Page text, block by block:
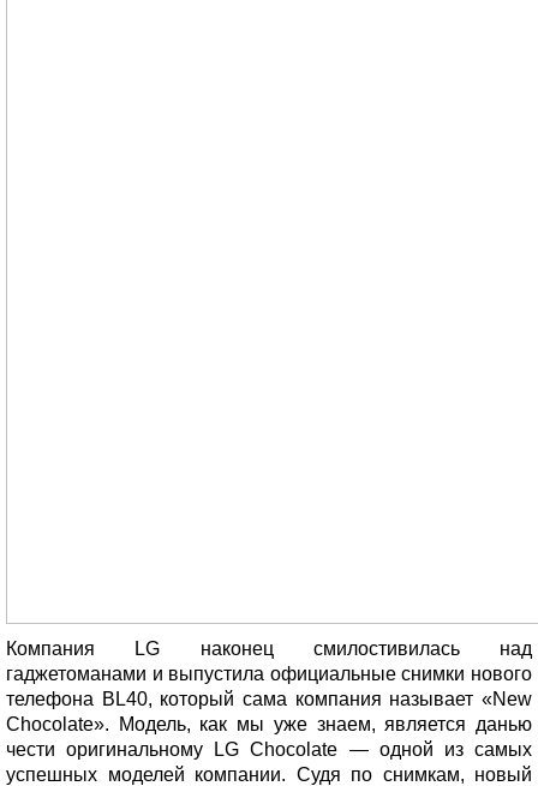
Компания LG наконец смилостивилась над
гаджетоманами и выпустила официальные снимки нового
телефона BL40, который сама компания называет «New
Chocolate». Модель, как мы уже знаем, является данью
чести оригинальному LG Chocolate — одной из самых
успешных моделей компании. Судя по снимкам, новый